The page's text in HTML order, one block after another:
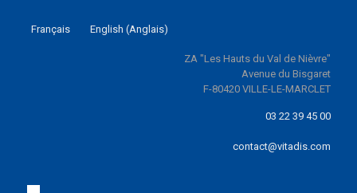
Français English (Anglais)
ZA "Les Hauts du Val de Nièvre"
Avenue du Bisgaret
F-80420 VILLE-LE-MARCLET
03 22 39 45 00
contact@vitadis.com